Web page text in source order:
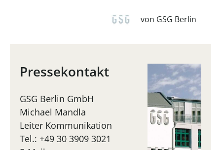
von GSG Berlin
Pressekontakt
GSG Berlin GmbH
Michael Mandla
Leiter Kommunikation
Tel.: +49 30 3909 3021